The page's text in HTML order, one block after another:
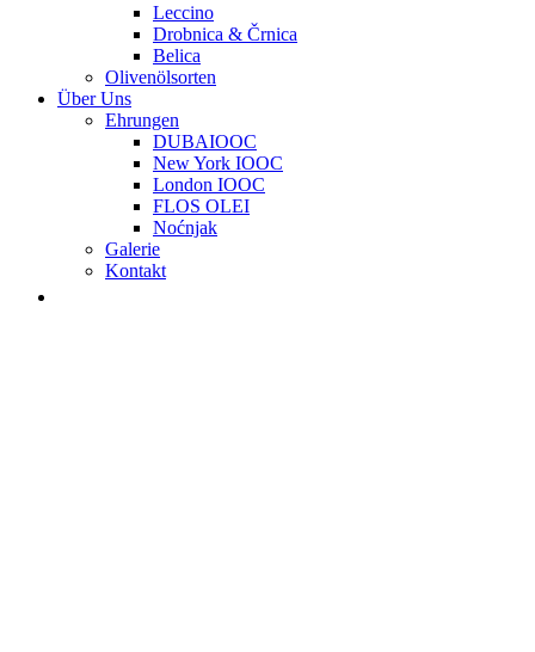
Leccino
Drobnica & Črnica
Belica
Olivenölsorten
Über Uns
Ehrungen
DUBAIOOC
New York IOOC
London IOOC
FLOS OLEI
Noćnjak
Galerie
Kontakt